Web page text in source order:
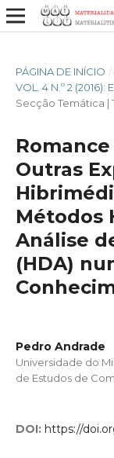
PÁGINA DE INÍCIO /
VOL. 4 N.º 2 (2016):
Secção Temática |
Outras
Métodos
Análise
(HDA)
Pedro Andrade
Universidade do
de Estudos de
DOI: https://